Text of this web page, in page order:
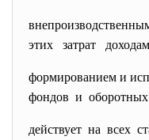
этих затрат
формированием и
фондов и
действует на всех